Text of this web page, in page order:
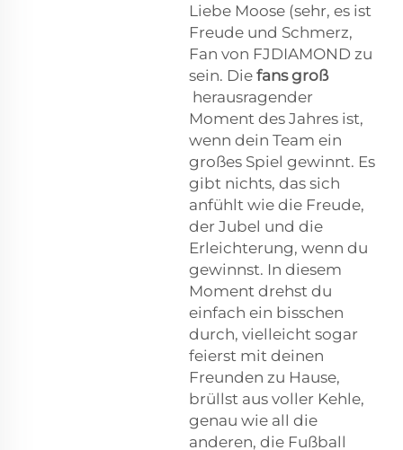
Liebe Moose (sehr, es ist
Freude und Schmerz,
Fan von FJDIAMOND zu
sein. Die fans groß
herausragender
Moment des Jahres ist,
wenn dein Team ein
großes Spiel gewinnt. Es
gibt nichts, das sich
anfühlt wie die Freude,
der Jubel und die
Erleichterung, wenn du
gewinnst. In diesem
Moment drehst du
einfach ein bisschen
durch, vielleicht sogar
feierst mit deinen
Freunden zu Hause,
brüllst aus voller Kehle,
genau wie all die
anderen, die Fußball